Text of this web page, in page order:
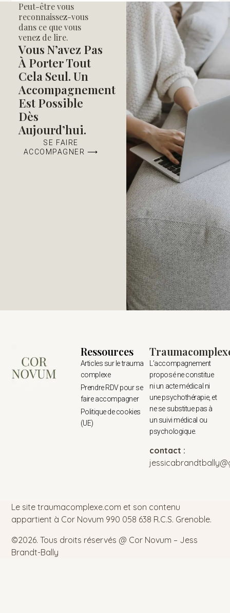
Peut-être vous
reconnaissez-vous
dans ce que vous
venez de lire.
Vous N’avez Pas
À Porter Tout
Cela Seul. Un
Accompagnement
Est Possible
Dès
Aujourd’hui.
SE FAIRE
ACCOMPAGNER ⟶
Ressources
Articles sur le trauma
complexe
Prendre RDV pour se
faire accompagner
Politique de cookies
(UE)
L’accompagnement
proposé ne constitue
ni un acte médical ni
une psychothérapie, et
ne se substitue pas à
un suivi médical ou
psychologique.
contact :
Le site traumacomplexe.com et son contenu
appartient à Cor Novum 990 058 638 R.C.S. Grenoble.
©2026.Tous droits réservés @ Cor Novum – Jess
Brandt-Bally